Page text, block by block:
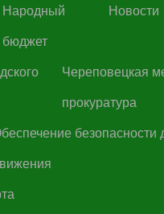
Народный
бюджет
Новости
Череповецкая
прокуратура
безопасности